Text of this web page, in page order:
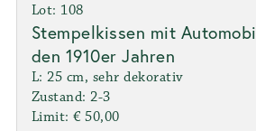
Lot: 108
Stempelkissen mit
den 1910er Jahren
L: 25 cm, sehr dekorativ
Zustand: 2-3
Limit: € 50,00